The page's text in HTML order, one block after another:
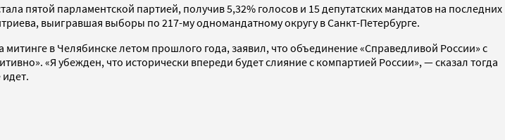
пятой парламентской партией, получив 5,32% голосов и 15 депутатских мандатов на последних
выигравшая выборы по 217-му одномандатному округу в Санкт-Петербурге.
в Челябинске летом прошлого года, заявил, что объединение «Справедливой России» с
«Я убежден, что исторически впереди будет слияние с компартией России», — сказал тогда